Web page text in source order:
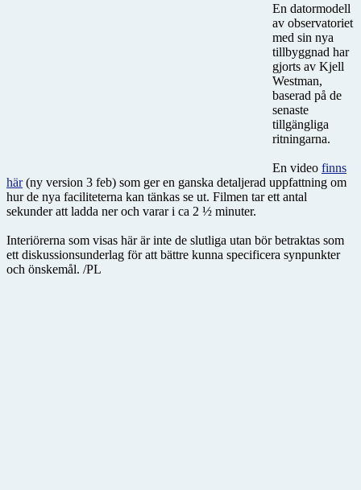
En datormodell
av observatoriet
med sin nya
tillbyggnad har
gjorts av Kjell
Westman,
baserad på de
senaste
tillgängliga
ritningarna.
En video finns
här(ny version 3 feb) som ger en ganska detaljerad uppfattning om
hur de nya faciliteterna kan tänkas se ut. Filmen tar ett antal
sekunder att ladda ner och varar i ca 2 ½ minuter.
Interiörerna som visas här är inte de slutliga utan bör betraktas som
ett diskussionsunderlag för att bättre kunna specificera synpunkter
och önskemål. /PL